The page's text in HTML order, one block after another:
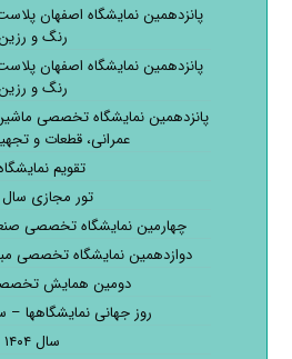
پانزدهمین نمایشگاه اصفهان
رنگ و
پانزدهمین نمایشگاه اصفهان
رنگ و
پانزدهمین نمایشگاه تخصصی
عمرانی، قطعات و
تقویم
تور مجازی سال ۱۴۰۴
چهارمین نمایشگاه تخصصی
دوازدهمین نمایشگاه تخصصی
دومین همایش
روز جهانی نمایشگاهها
سال ۱۴۰۴